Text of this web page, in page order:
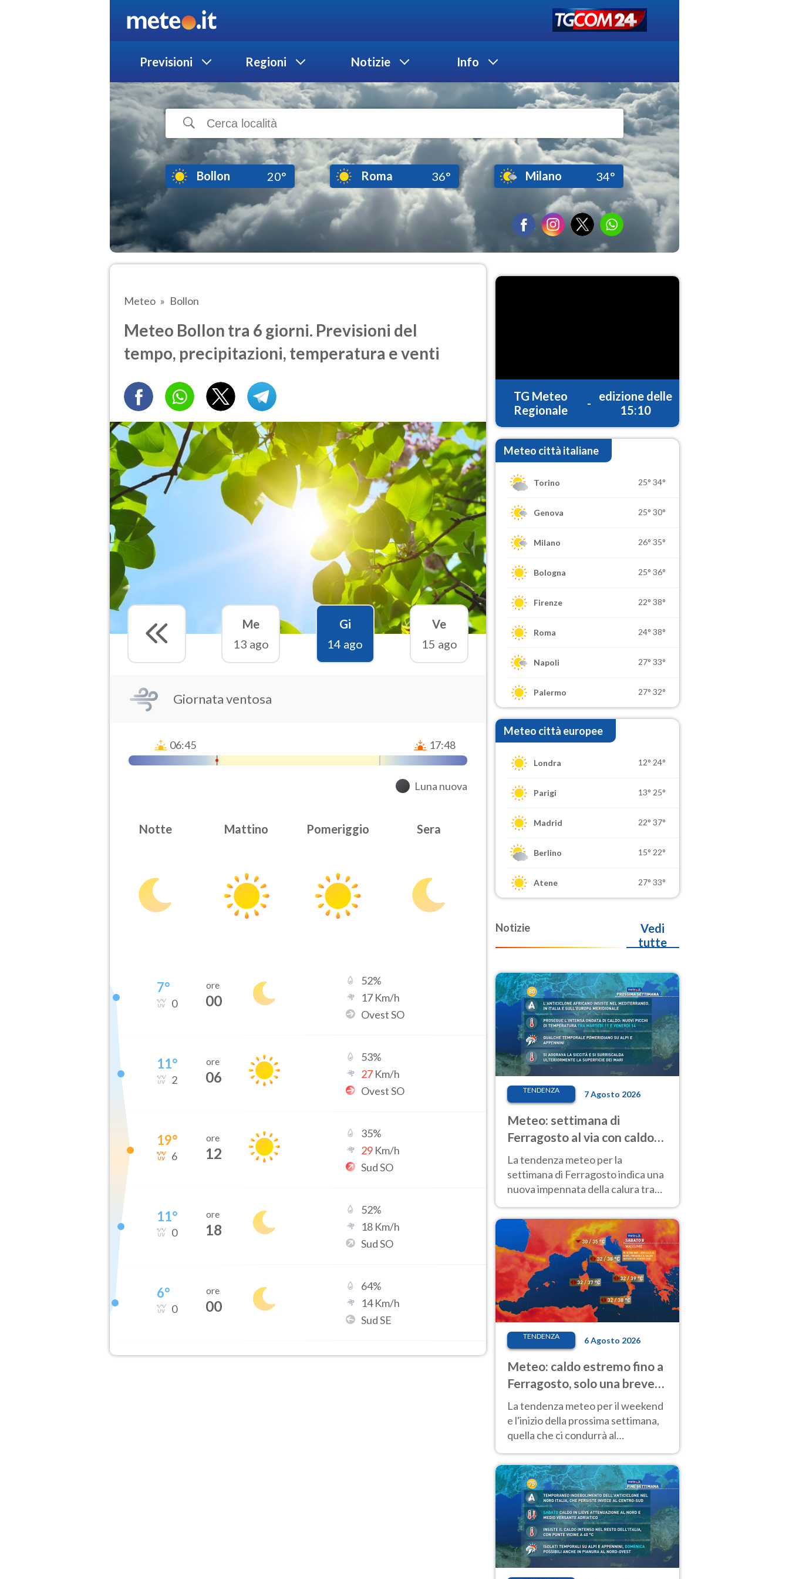
Previsioni Regioni Notizie Info
Bollon 20° Roma 36° Milano 34°
Meteo Bollon
Meteo Bollon tra 6 giorni. Previsioni del
tempo, precipitazioni, temperatura e venti
Me
13 ago
Gi
14 ago
Ve
15 ago
Giornata ventosa
06:45 17:48
Luna nuova
Notte Mattino Pomeriggio Sera
7°
0
ore
00
52%
17 Km/h
Ovest SO
11°
2
ore
06
53%
27 Km/h
Ovest SO
19°
6
ore
12
35%
29 Km/h
Sud SO
11°
0
ore
18
52%
18 Km/h
Sud SO
6°
0
ore
00
64%
14Km/h
Sud SE
TG Meteo
Regionale
-
edizione delle
15:10
Meteo città italiane
Torino 25° 34°
Genova 25° 30°
Milano 26° 35°
Bologna 25° 36°
Firenze 22° 38°
Roma 24° 38°
Napoli 27° 33°
Palermo 27° 32°
Meteo città europee
Londra 12° 24°
Parigi 13° 25°
Madrid 22° 37°
Berlino 15° 22°
Atene 27° 33°
Notizie
Vedi
tutte
TENDENZA 7 Agosto 2026
Meteo: settimana di
Ferragosto al via con caldo
intenso e qualche temporale
La tendenza meteo per la
settimana di Ferragosto indica una
nuova impennata della calura tra
anche al Nord.
TENDENZA 6 Agosto 2026
Meteo: caldo estremo fino a
Ferragosto, solo una breve
pausa. Ecco dove
La tendenza meteo per il weekend
e l'inizio della prossima settimana,
quella che ci condurrà al
temperature molto elevate